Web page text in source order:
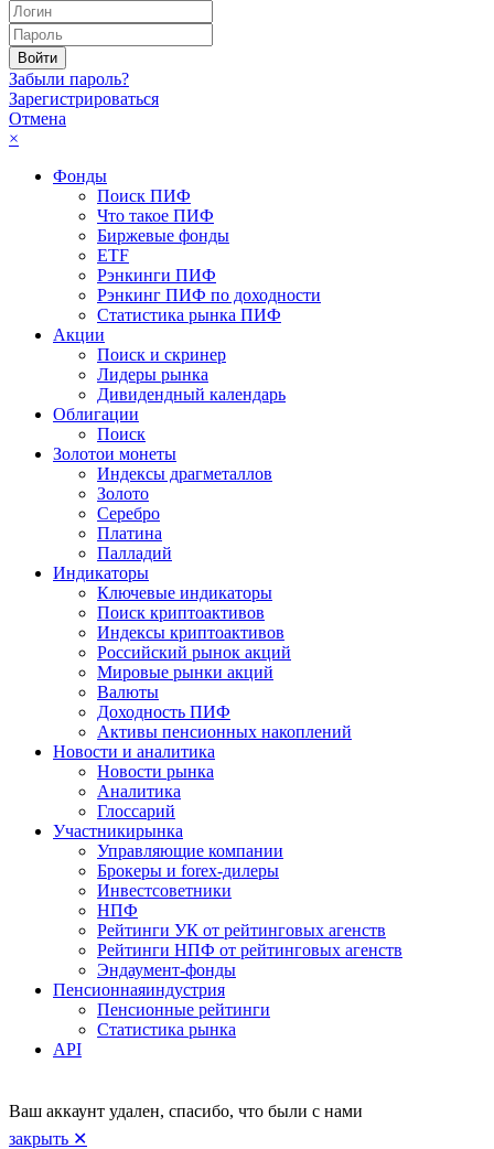
Забыли пароль?
Зарегистрироваться
Отмена
×
Фонды
Поиск ПИФ
Что такое ПИФ
Биржевые фонды
ETF
Рэнкинги ПИФ
Рэнкинг ПИФ по доходности
Статистика рынка ПИФ
Акции
Поиск и скринер
Лидеры рынка
Дивидендный календарь
Облигации
Поиск
Золотои монеты
Индексы драгметаллов
Золото
Серебро
Платина
Палладий
Индикаторы
Ключевые индикаторы
Поиск криптоактивов
Индексы криптоактивов
Российский рынок акций
Мировые рынки акций
Валюты
Доходность ПИФ
Активы пенсионных накоплений
Новости и аналитика
Новости рынка
Аналитика
Глоссарий
Участникирынка
Управляющие компании
Брокеры и forex-дилеры
Инвестсоветники
НПФ
Рейтинги УК от рейтинговых агенств
Рейтинги НПФ от рейтинговых агенств
Эндаумент-фонды
Пенсионнаяиндустрия
Пенсионные рейтинги
Статистика рынка
API
Ваш аккаунт удален, спасибо, что были с нами
закрыть ✕